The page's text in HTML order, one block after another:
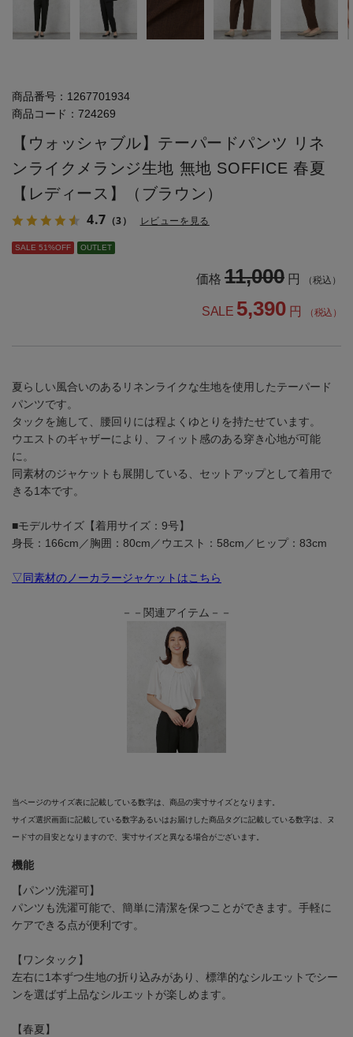
商品番号： 1267701934
商品コード： 724269
【ウォッシャブル】テーパードパンツ リネ
ンライクメランジ生地 無地 SOFFICE 春夏
【レディース】（ブラウン）
4.7 （3） レビューを見る
SALE 51%OFF OUTLET
価格 11,000 円 （税込）
SALE 5,390 円 （税込）
夏らしい風合いのあるリネンライクな生地を使用したテーパード
パンツです。
タックを施して、腰回りには程よくゆとりを持たせています。
ウエストのギャザーにより、フィット感のある穿き心地が可能
に。
同素材のジャケットも展開している、セットアップとして着用で
きる1本です。
■モデルサイズ【着用サイズ：9号】
身長：166cm／胸囲：80cm／ウエスト：58cm／ヒップ：83cm
▽同素材のノーカラージャケットはこちら
－－関連アイテム－－
当ページのサイズ表に記載している数字は、商品の実寸サイズとなります。
サイズ選択画面に記載している数字あるいはお届けした商品タグに記載している数字は、ヌ
ード寸の目安となりますので、実寸サイズと異なる場合がございます。
機能
【パンツ洗濯可】
パンツも洗濯可能で、簡単に清潔を保つことができます。手軽に
ケアできる点が便利です。
【ワンタック】
左右に1本ずつ生地の折り込みがあり、標準的なシルエットでシー
ンを選ばず上品なシルエットが楽しめます。
【春夏】